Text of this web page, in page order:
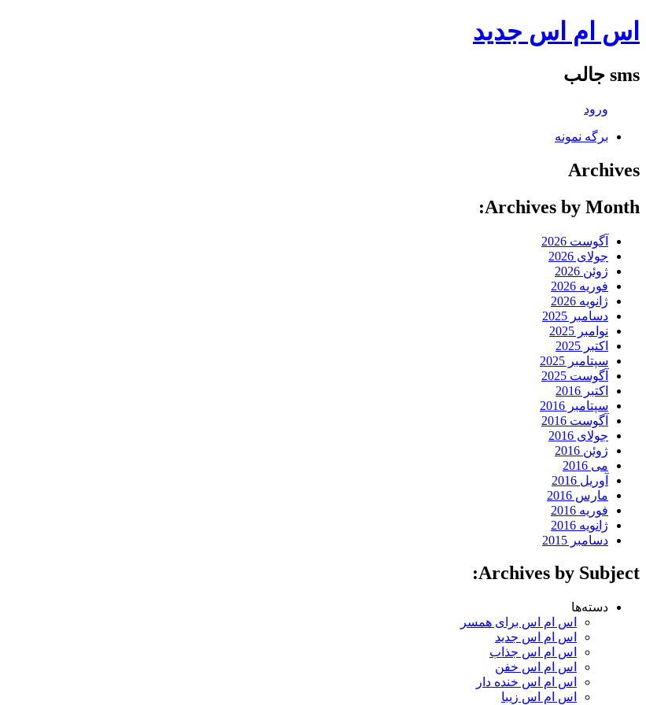
اس ام اس جدید
sms جالب
ورود
برگه نمونه
Archives
Archives by Month:
آگوست 2026
جولای 2026
ژوئن 2026
فوریه 2026
ژانویه 2026
دسامبر 2025
نوامبر 2025
اکتبر 2025
سپتامبر 2025
آگوست 2025
اکتبر 2016
سپتامبر 2016
آگوست 2016
جولای 2016
ژوئن 2016
می 2016
آوریل 2016
مارس 2016
فوریه 2016
ژانویه 2016
دسامبر 2015
Archives by Subject:
دسته‌ها
اس ام اس برای همسر
اس ام اس جدید
اس ام اس جذاب
اس ام اس خفن
اس ام اس خنده دار
اس ام اس زیبا